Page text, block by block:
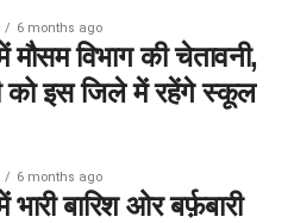
6 months ago
मौसम विभाग की चेतावनी,
को इस जिले में रहेंगे स्कूल
6 months ago
बारिश ओर बर्फ़बारी